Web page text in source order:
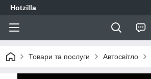
Hotzilla
Товари та послуги Автосвітло